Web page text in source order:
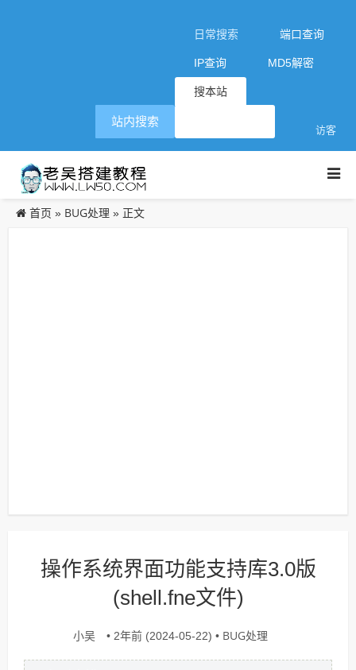
日常搜索 端口查询
IP查询 MD5解密
搜本站
访客
站内搜索
首页 » BUG处理 » 正文
操作系统界面功能支持库3.0版
(shell.fne文件)
小吴 • 2年前 (2024-05-22) • BUG处理